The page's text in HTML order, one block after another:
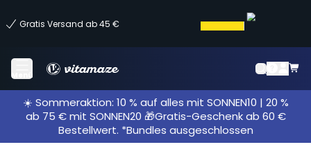
Gratis Versand ab 45 €
Menü
☀️ Sommeraktion: 10 % auf alles mit SONNEN10 | 20 %
ab 75 € mit SONNEN20 🎁Gratis-Geschenk ab 60 €
Bestellwert. *Bundles ausgeschlossen